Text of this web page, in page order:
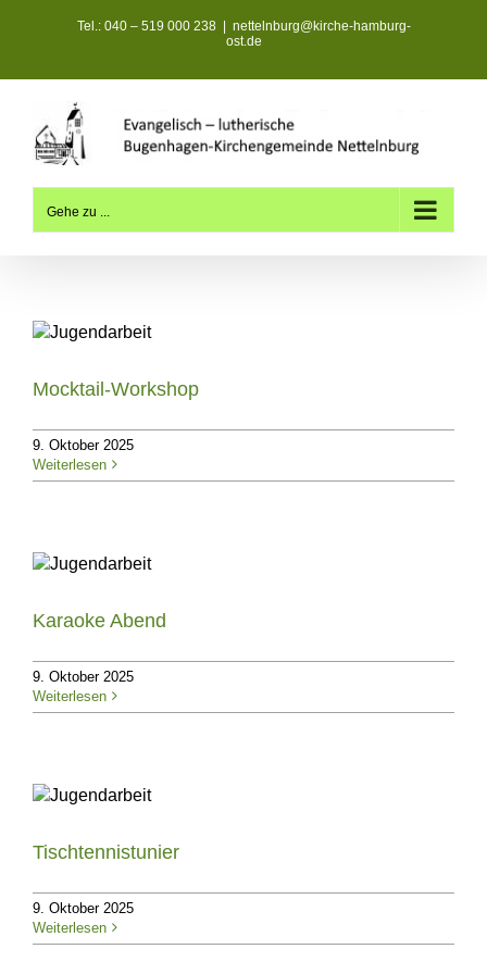
Tel.: 040 – 519 000 238
nettelnburg@kirche-hamburg-
ost.de
Gehe zu ...
Mocktail-Workshop
9. Oktober 2025
Weiterlesen
Karaoke Abend
9. Oktober 2025
Weiterlesen
Tischtennistunier
9. Oktober 2025
Weiterlesen